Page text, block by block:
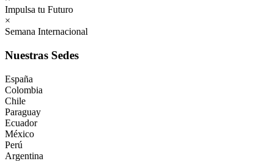
Impulsa tu Futuro
×
Semana Internacional
Nuestras Sedes
España
Colombia
Chile
Paraguay
Ecuador
México
Perú
Argentina